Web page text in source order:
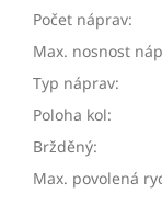
Počet náprav:
Max. nosnost
Typ náprav:
Poloha kol:
Bržděný:
Max. povolená